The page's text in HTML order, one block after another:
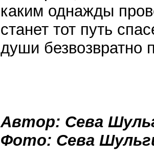
каким однажды
станет тот путь
души безвозвратно
Автор: Сева
Фото: Сева